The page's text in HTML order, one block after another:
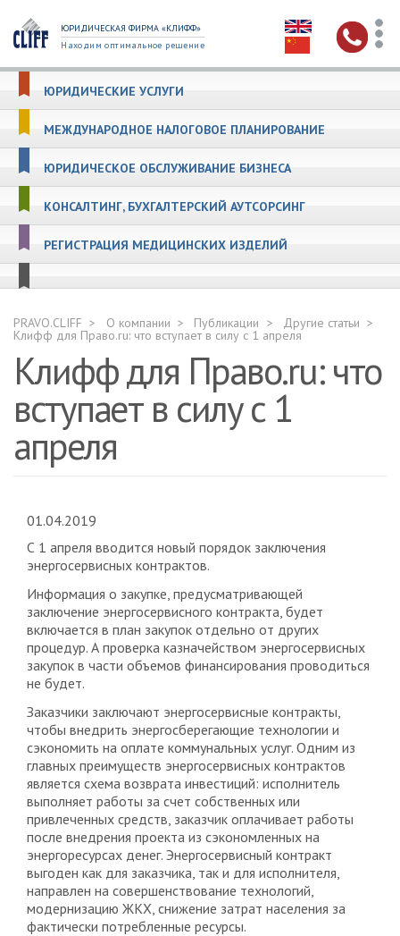
ЮРИДИЧЕСКАЯ ФИРМА «КЛИФФ»
Находим оптимальное решение
ЮРИДИЧЕСКИЕ УСЛУГИ
МЕЖДУНАРОДНОЕ НАЛОГОВОЕ ПЛАНИРОВАНИЕ
ЮРИДИЧЕСКОЕ ОБСЛУЖИВАНИЕ БИЗНЕСА
КОНСАЛТИНГ, БУХГАЛТЕРСКИЙ АУТСОРСИНГ
РЕГИСТРАЦИЯ МЕДИЦИНСКИХ ИЗДЕЛИЙ
PRAVO.CLIFF О компании Публикации Другие статьи
Клифф для Право.ru: что вступает в силу с 1 апреля
Клифф для Право.ru: что
вступает в силу с 1
апреля
01.04.2019
С 1 апреля вводится новый порядок заключения
энергосервисных контрактов.
Информация о закупке, предусматривающей
заключение энергосервисного контракта, будет
включается в план закупок отдельно от других
процедур. А проверка казначейством энергосервисных
закупок в части объемов финансирования проводиться
не будет.
Заказчики заключают энергосервисные контракты,
чтобы внедрить энергосберегающие технологии и
сэкономить на оплате коммунальных услуг. Одним из
главных преимуществ энергосервисных контрактов
является схема возврата инвестиций: исполнитель
выполняет работы за счет собственных или
привлеченных средств, заказчик оплачивает работы
после внедрения проекта из сэкономленных на
энергоресурсах денег. Энергосервисный контракт
выгоден как для заказчика, так и для исполнителя,
направлен на совершенствование технологий,
модернизацию ЖКХ, снижение затрат населения за
фактически потребленные ресурсы.